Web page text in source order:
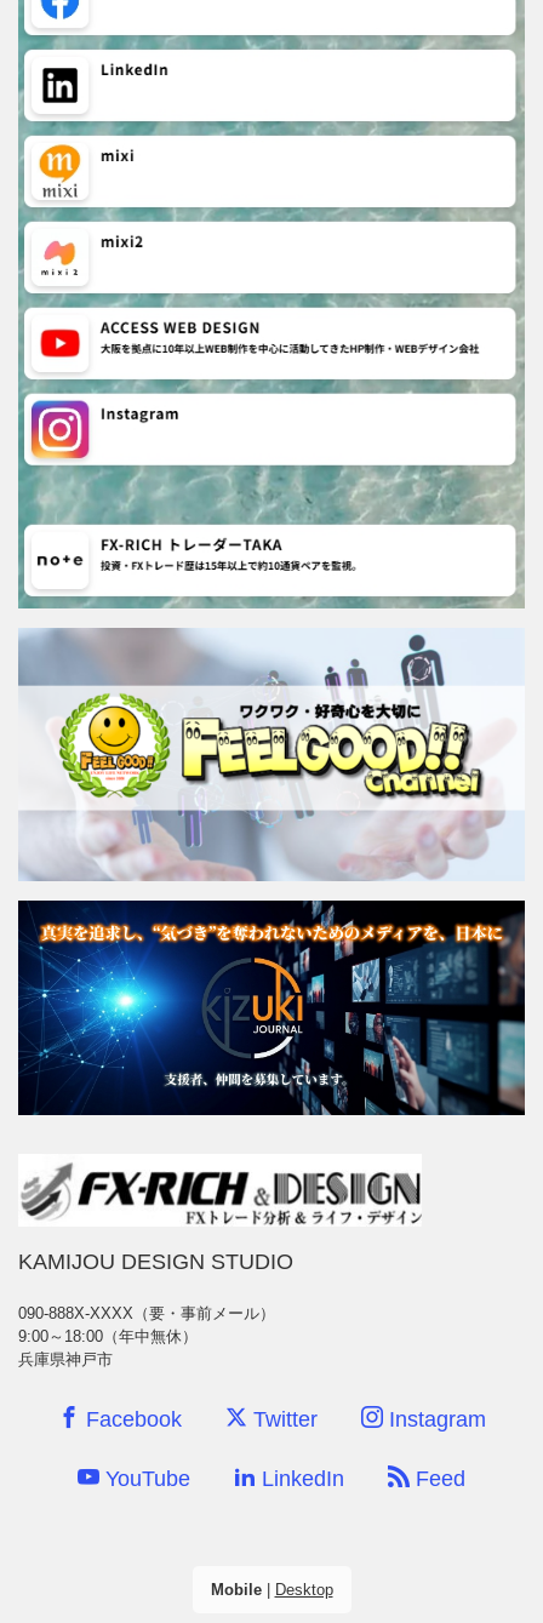
KAMIJOU DESIGN STUDIO
090-888X-XXXX（要・事前メール）
9:00～18:00（年中無休）
兵庫県神戸市
Facebook Twitter Instagram
YouTube LinkedIn Feed
Mobile| Desktop